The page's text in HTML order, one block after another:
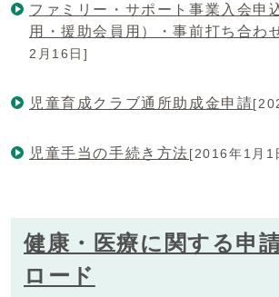
ファミリー・サポート事業入会申
用・援助会員用）・事前打ち合わ
2月16日]
児童育成クラブ通所助成金申請
児童手当の手続き方法[2016年1月1
健康・医療に関する申
ロード